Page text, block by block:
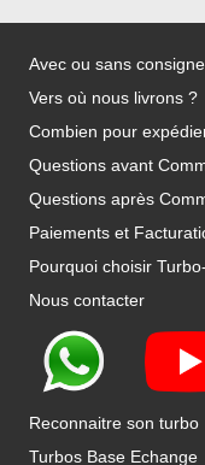
Avec ou sans
Vers où nous livrons ?
Combien pour
Questions avant
Questions après
Paiements et
Pourquoi choisir
Nous contacter
Reconnaitre son turbo
Turbos Base Echange